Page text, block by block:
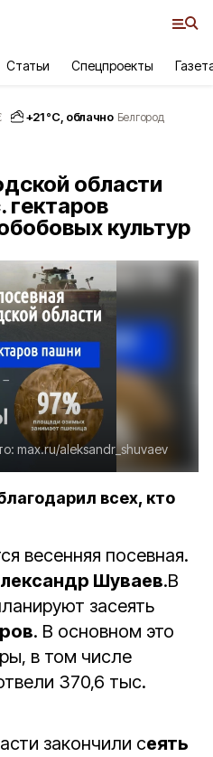
Статьи Спецпроекты
+21°С, облачно Белгород
области
гектаров
культур
max.ru/aleksandr_shuvaev
всех, кто
весенняя посевная.
Шуваев.В
засеять
. В основном это
в том числе
370,6 тыс.
закончили сеять